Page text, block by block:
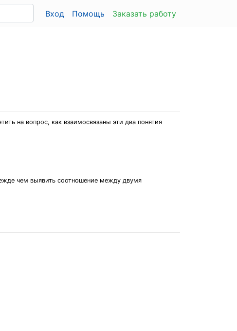
Вход Помощь Заказать работу
на вопрос, как взаимосвязаны эти два понятия
чем выявить соотношение между двумя